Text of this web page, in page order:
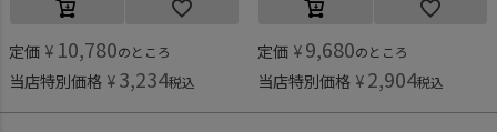
定価 ¥ 10,780のところ
当店特別価格 ¥ 3,234税込
定価 ¥ 9,680のところ
当店特別価格 ¥ 2,904税込